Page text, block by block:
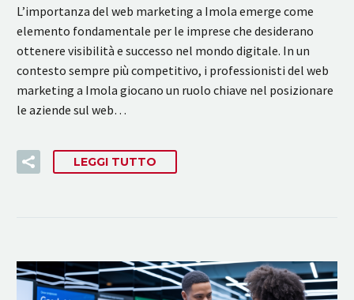
L’importanza del web marketing a Imola emerge come
elemento fondamentale per le imprese che desiderano
ottenere visibilità e successo nel mondo digitale. In un
contesto sempre più competitivo, i professionisti del web
marketing a Imola giocano un ruolo chiave nel posizionare
le aziende sul web…
LEGGI TUTTO